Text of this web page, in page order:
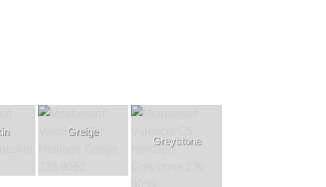
Greige
Greystone